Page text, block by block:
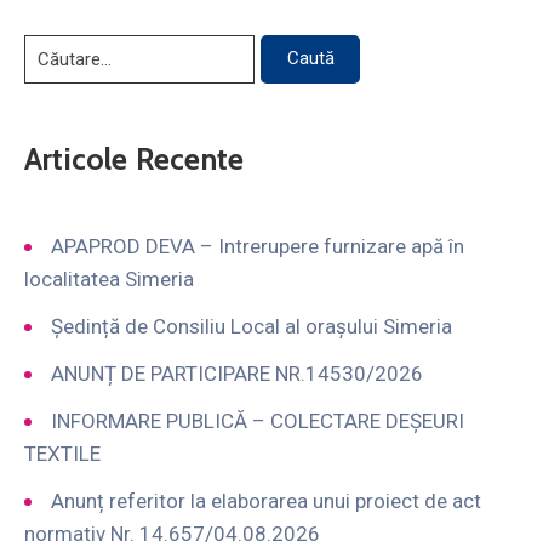
Articole Recente
APAPROD DEVA – Intrerupere furnizare apă în
localitatea Simeria
Ședință de Consiliu Local al orașului Simeria
ANUNȚ DE PARTICIPARE NR.14530/2026
INFORMARE PUBLICĂ – COLECTARE DEȘEURI
TEXTILE
Anunț referitor la elaborarea unui proiect de act
normativ Nr. 14.657/04.08.2026